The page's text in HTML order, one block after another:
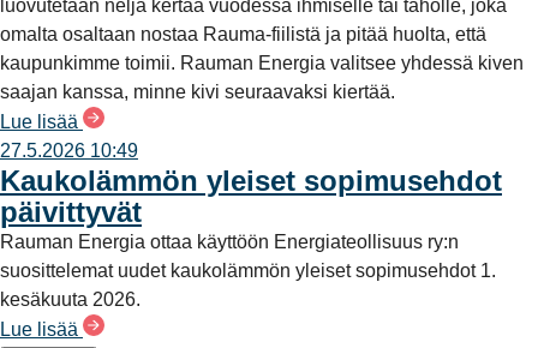
luovutetaan neljä kertaa vuodessa ihmiselle tai taholle, joka
omalta osaltaan nostaa Rauma-fiilistä ja pitää huolta, että
kaupunkimme toimii. Rauman Energia valitsee yhdessä kiven
saajan kanssa, minne kivi seuraavaksi kiertää.
Lue lisää
27.5.2026 10:49
Kaukolämmön yleiset sopimusehdot
päivittyvät
Rauman Energia ottaa käyttöön Energiateollisuus ry:n
suosittelemat uudet kaukolämmön yleiset sopimusehdot 1.
kesäkuuta 2026.
Lue lisää